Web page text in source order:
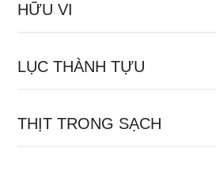
HỮU VI
LỤC THÀNH TỰU
THỊT TRONG SẠCH